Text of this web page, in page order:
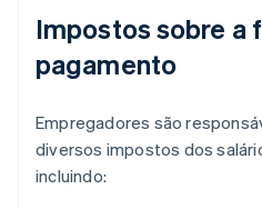
Impostos sobre a
pagamento
Empregadores são
diversos impostos dos
incluindo: